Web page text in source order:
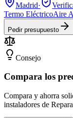
Madrid·
Termo EléctricoAire
Pedir presupuesto
Consejo
Compara los
Compara y ahorra
instaladores de